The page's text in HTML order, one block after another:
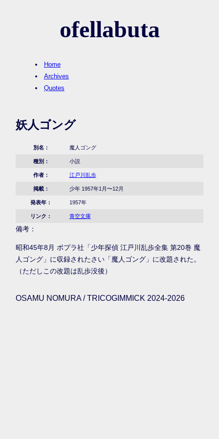
ofellabuta
Home
Archives
Quotes
妖人ゴング
別名： 魔人ゴング
種別： 小説
作者： 江戸川乱歩
掲載： 少年 1957年1月〜12月
発表年： 1957年
リンク： 青空文庫
備考：
昭和45年8月 ポプラ社「少年探偵 江戸川乱歩全集 第20巻 魔
人ゴング」に収録されたさい「魔人ゴング」に改題された。
（ただしこの改題は乱歩没後）
OSAMU NOMURA / TRICOGIMMICK 2024-2026